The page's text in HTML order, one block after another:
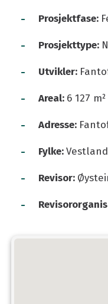
- Prosjektfase:
- Prosjekttype:
- Utvikler:
- Areal: 6 127 m²
- Adresse:
- Fylke:Vestland
- Revisor:
-